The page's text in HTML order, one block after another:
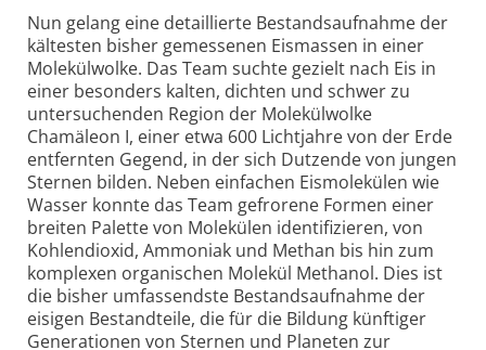
Nun gelang eine detaillierte Bestands­aufnahme der
kältesten bisher gemessenen Eismassen in einer
Molekülwolke. Das Team suchte gezielt nach Eis in
einer besonders kalten, dichten und schwer zu
unter­suchenden Region der Molekülwolke
Chamäleon I, einer etwa 600 Lichtjahre von der Erde
entfernten Gegend, in der sich Dutzende von jungen
Sternen bilden. Neben einfachen Eismolekülen wie
Wasser konnte das Team gefrorene Formen einer
breiten Palette von Molekülen identi­fizieren, von
Kohlendioxid, Ammoniak und Methan bis hin zum
komplexen organischen Molekül Methanol. Dies ist
die bisher umfassendste Bestands­aufnahme der
eisigen Bestandteile, die für die Bildung künftiger
Generationen von Sternen und Planeten zur